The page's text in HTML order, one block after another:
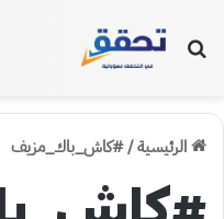
بحث عن
الرئيسية/#كاش_باك_مزيف